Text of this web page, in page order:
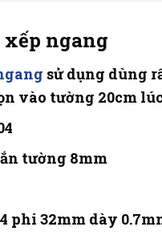
ngang
sử dụng dùng
vào tường 20cm
tường 8mm
phi 32mm dày